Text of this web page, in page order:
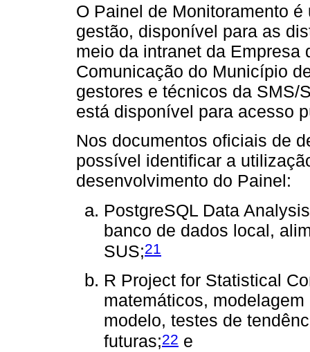
O Painel de Monitoramento
gestão, disponível para as
meio da intranet da Empresa
Comunicação do Município
gestores e técnicos da SMS/
está disponível para acesso
Nos documentos oficiais de
possível identificar a
desenvolvimento do Painel:
PostgreSQL Data
banco de dados local,
SUS;21
R Project for Statistical
matemáticos,
modelo, testes de
futuras;22 e